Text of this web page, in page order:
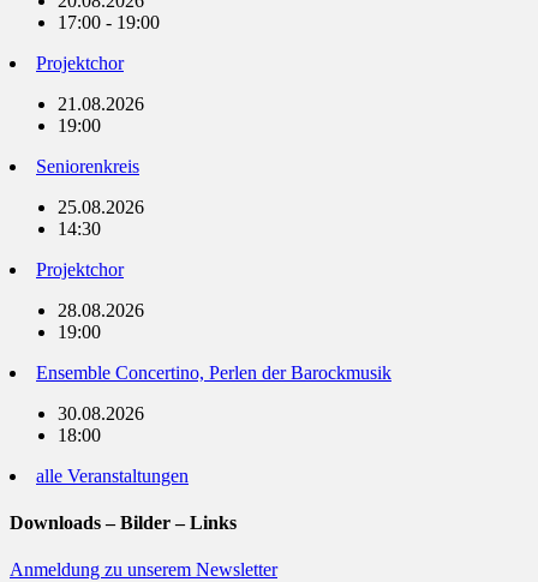
17:00 - 19:00
Projektchor
21.08.2026
19:00
Seniorenkreis
25.08.2026
14:30
Projektchor
28.08.2026
19:00
Ensemble Concertino, Perlen der Barockmusik
30.08.2026
18:00
alle Veranstaltungen
Downloads – Bilder – Links
Anmeldung zu unserem Newsletter